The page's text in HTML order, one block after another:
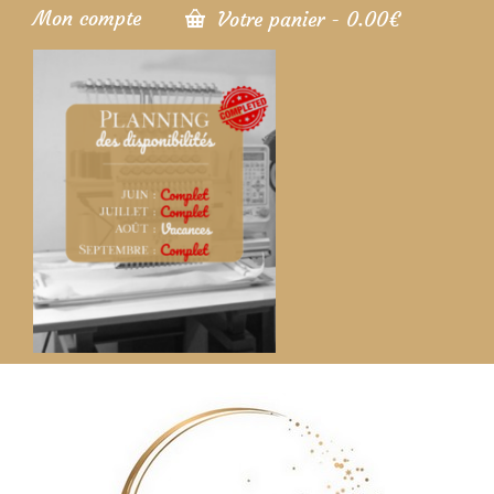
Mon compte Votre panier - 0.00€